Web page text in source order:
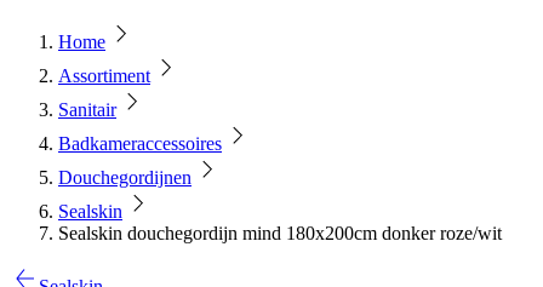
Home
Assortiment
Sanitair
Badkameraccessoires
Douchegordijnen
Sealskin
Sealskin douchegordijn mind 180x200cm donker roze/wit